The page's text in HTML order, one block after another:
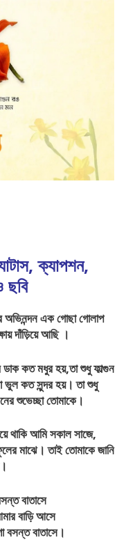
ক্যাপশন,
অভিনন্দন এক গোছা গোলাপ
দাঁড়িয়ে আছি ।
কত মধুর হয়,তা শুধু ফাল্গুন
ভুল কত সুন্দর হয়। তা শুধু
শুভেচ্ছা তোমাকে।
থাকি আমি সকাল সাজে,
মাঝে। তাই তোমাকে জানি
বাতাসে
বাড়ি আসে
বসন্ত বাতাসে।